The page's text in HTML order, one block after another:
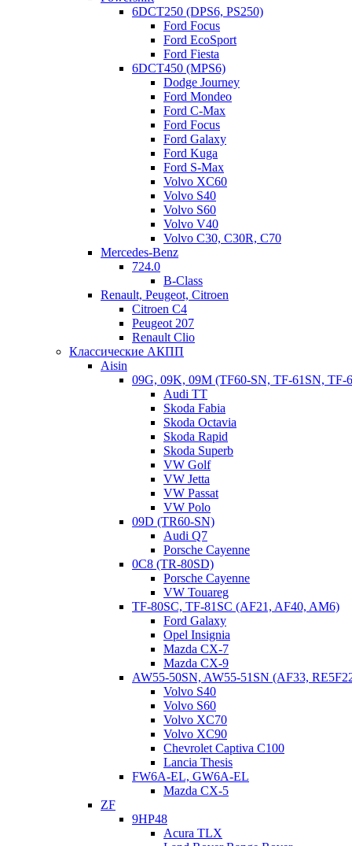
6DCT250 (DPS6, PS250)
Ford Focus
Ford EcoSport
Ford Fiesta
6DCT450 (MPS6)
Dodge Journey
Ford Mondeo
Ford C-Max
Ford Focus
Ford Galaxy
Ford Kuga
Ford S-Max
Volvo XC60
Volvo S40
Volvo S60
Volvo V40
Volvo C30, C30R, C70
Mercedes-Benz
724.0
B-Class
Renault, Peugeot, Citroen
Citroen C4
Peugeot 207
Renault Clio
Классические АКПП
Aisin
09G, 09K, 09M (TF60-SN, TF-61SN, TF-
Audi TT
Skoda Fabia
Skoda Octavia
Skoda Rapid
Skoda Superb
VW Golf
VW Jetta
VW Passat
VW Polo
09D (TR60-SN)
Audi Q7
Porsche Cayenne
0C8 (TR-80SD)
Porsche Cayenne
VW Touareg
TF-80SC, TF-81SC (AF21, AF40, AM6)
Ford Galaxy
Opel Insignia
Mazda CX-7
Mazda CX-9
AW55-50SN, AW55-51SN (AF33,
Volvo S40
Volvo S60
Volvo XC70
Volvo XC90
Chevrolet Captiva C100
Lancia Thesis
FW6A-EL, GW6A-EL
Mazda CX-5
ZF
9HP48
Acura TLX